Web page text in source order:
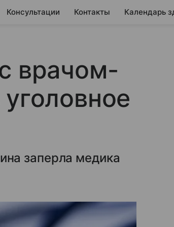
Консультации Контакты Календарь
врачом-
заперла медика